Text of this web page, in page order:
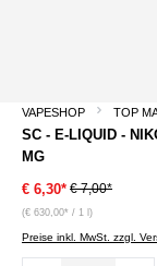
VAPESHOP TOP
SC - E-LIQUID -
MG
€ 6,30* € 7,00*
(€ 630,00* / 1 l)
Preise inkl. MwSt. zzgl.